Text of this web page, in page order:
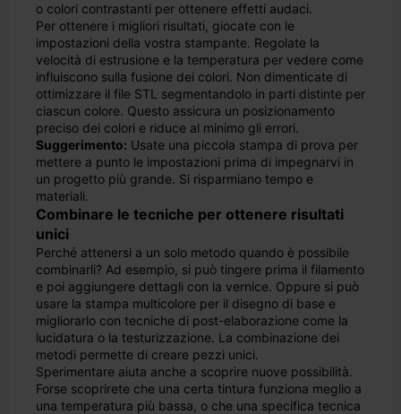
o colori contrastanti per ottenere effetti audaci.
Per ottenere i migliori risultati, giocate con le
impostazioni della vostra stampante. Regolate la
velocità di estrusione e la temperatura per vedere come
influiscono sulla fusione dei colori. Non dimenticate di
ottimizzare il file STL segmentandolo in parti distinte per
ciascun colore. Questo assicura un posizionamento
preciso dei colori e riduce al minimo gli errori.
Suggerimento: Usate una piccola stampa di prova per
mettere a punto le impostazioni prima di impegnarvi in
un progetto più grande. Si risparmiano tempo e
materiali.
Combinare le tecniche per ottenere risultati
unici
Perché attenersi a un solo metodo quando è possibile
combinarli? Ad esempio, si può tingere prima il filamento
e poi aggiungere dettagli con la vernice. Oppure si può
usare la stampa multicolore per il disegno di base e
migliorarlo con tecniche di post-elaborazione come la
lucidatura o la testurizzazione. La combinazione dei
metodi permette di creare pezzi unici.
Sperimentare aiuta anche a scoprire nuove possibilità.
Forse scoprirete che una certa tintura funziona meglio a
una temperatura più bassa, o che una specifica tecnica